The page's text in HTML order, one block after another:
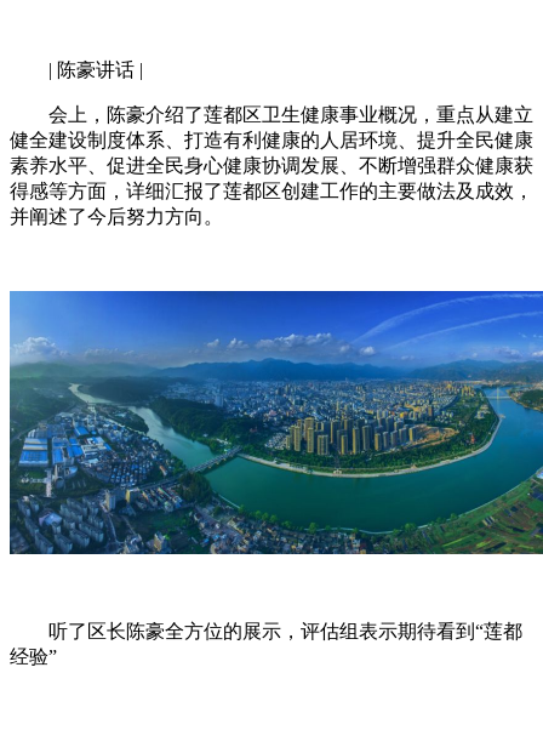
| 陈豪讲话 |
会上，陈豪介绍了莲都区卫生健康事业概况，重点从建立
健全建设制度体系、打造有利健康的人居环境、提升全民健康
素养水平、促进全民身心健康协调发展、不断增强群众健康获
得感等方面，详细汇报了莲都区创建工作的主要做法及成效，
并阐述了今后努力方向。
听了区长陈豪全方位的展示，评估组表示期待看到“莲都
经验”